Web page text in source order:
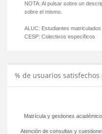
NOTA: Al pulsar sobre un
sobre el mismo.
ALUC: Estudiantes
CESP: Colectivos específicos
% de usuarios
Atención de consultas y
Matrícula y gestiones